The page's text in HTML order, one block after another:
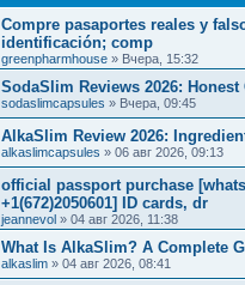
Compre pasaportes reales y
identificación; comp
greenpharmhouse » Вчера, 15:32
SodaSlim Reviews 2026:
sodaslimcapsules » Вчера, 09:45
AlkaSlim Review 2026:
alkaslimcapsules » 06 авг 2026, 09:13
official passport purchase
+1(672)2050601] ID cards, dr
jeannevol » 04 авг 2026, 11:38
What Is AlkaSlim? A Complete
alkaslim » 04 авг 2026, 08:41